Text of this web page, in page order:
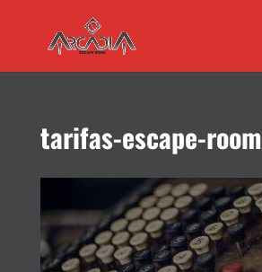
tarifas-escape-room